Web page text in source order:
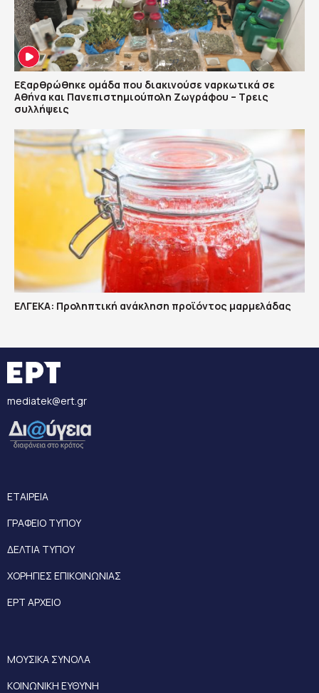
Εξαρθρώθηκε ομάδα που διακινούσε ναρκωτικά σε
Αθήνα και Πανεπιστημιούπολη Ζωγράφου – Τρεις
συλλήψεις
ΕΛΓΕΚΑ: Προληπτική ανάκληση προϊόντος μαρμελάδας
mediatek@ert.gr
ΕΤΑΙΡΕΙΑ
ΓΡΑΦΕΙΟ ΤΥΠΟΥ
ΔΕΛΤΙΑ ΤΥΠΟΥ
ΧΟΡΗΓΙΕΣ ΕΠΙΚΟΙΝΩΝΙΑΣ
ΕΡΤ ΑΡΧΕΙΟ
ΜΟΥΣΙΚΑ ΣΥΝΟΛΑ
ΚΟΙΝΩΝΙΚΗ ΕΥΘΥΝΗ